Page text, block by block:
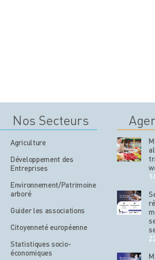
Nos Secteurs
Agriculture
Développement des
Entreprises
Environnement/Patrimoine
arboré
Guider les associations
Citoyenneté européenne
Statistiques socio-
économiques